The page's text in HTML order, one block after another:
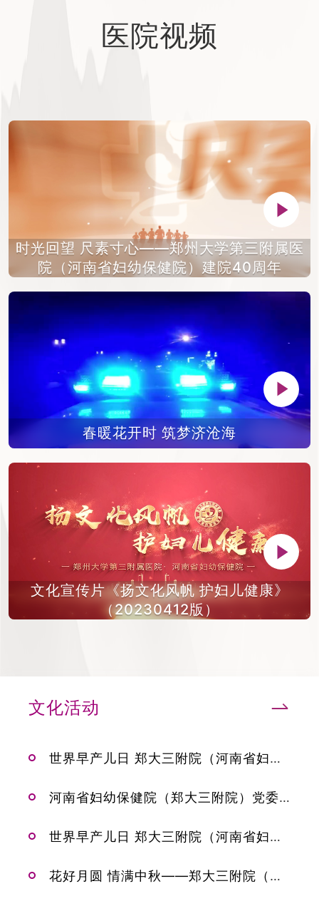
医院视频
时光回望 尺素寸心——郑州大学第三附属医
院（河南省妇幼保健院）建院40周年
春暖花开时 筑梦济沧海
文化宣传片《扬文化风帆 护妇儿健康》
（20230412版）
文化活动
世界早产儿日 郑大三附院（河南省妇幼保健院）举办“有爱有未来，我们在一起”公益活动
河南省妇幼保健院（郑大三附院）党委书记吴超在中国妇幼保健协会第三届党建工作和妇幼健康文化建设经验交流会上发言
世界早产儿日 郑大三附院（河南省妇幼保健院）举办“有爱有未来，我们在一起”公益活动
花好月圆 情满中秋——郑大三附院（河南省妇幼保健院）举办“我们的节日·中秋”系列活动